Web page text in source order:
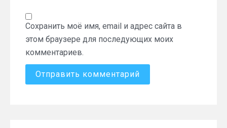
Сохранить моё имя, email и адрес сайта в
этом браузере для последующих моих
комментариев.